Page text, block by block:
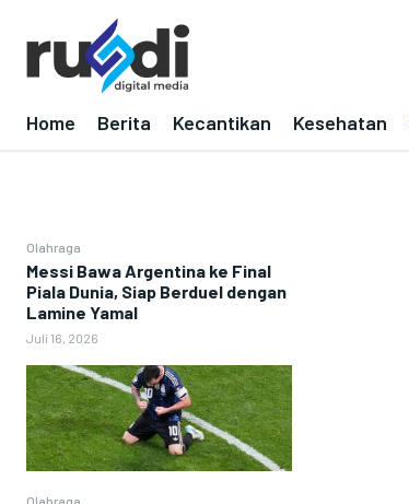
Home Berita Kecantikan Kesehatan
Olahraga
Messi Bawa Argentina ke Final
Piala Dunia, Siap Berduel dengan
Lamine Yamal
Juli 16, 2026